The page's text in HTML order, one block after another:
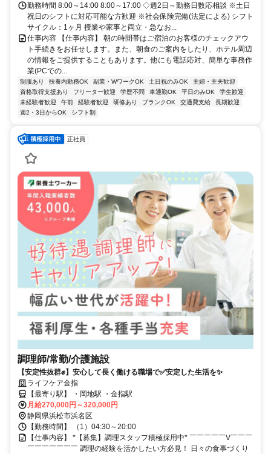
勤務時間 8:00～14:00 8:00～17:00 ◇週2日～勤務日数応相談 ※土日
祝日のシフトに対応可能な方歓迎 ※社会保険完備(法定による) シフト
サイクル：1ヶ月 授業や家事と両立・急なお...
仕事内容 【仕事内容】 朝の時間帯はご宿泊のお客様のチェックアウ
ト手続きをお任せします。また、朝食のご案内をしたり、ホテル周辺
の情報をご提供することもあります。他にも電話応対、簡単な事務作
業(PCでの...
制服あり 扶養内勤務OK 副業・WワークOK 土日祝のみOK
主婦・主夫歓迎
資格取得支援あり
フリーター歓迎 学歴不問 車通勤OK 平日のみOK
学生歓迎
未経験者歓迎
午前 経験者歓迎 研修あり ブランクOK 交通費支給
長期歓迎
週2・3日からOK
シフト制
正社員
調理師/常勤/介護施設
【安定性抜群✊️】安心して長く働ける職場で✅️安定した生活を✨
ライフケア金指
【最寄り駅】 ・岡地駅 ・金指駅
月給270,000円～320,000円
静岡県浜松市浜名区
【勤務時間】 （1）04:30～20:00
【仕事内容】 *【募集】調理スタッフ積極採用中* ￣￣￣￣￣V￣￣￣
￣￣￣￣￣￣￣ 調理の経験を活かしたい方必見！ 日々の食事づくり